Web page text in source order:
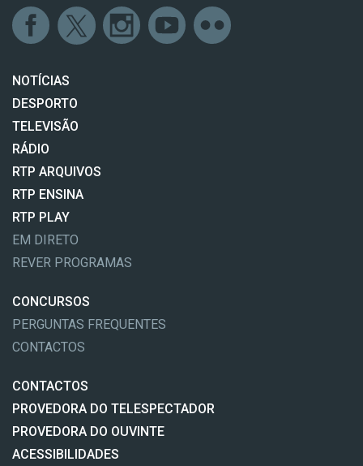
NOTÍCIAS
DESPORTO
TELEVISÃO
RÁDIO
RTP ARQUIVOS
RTP ENSINA
RTP PLAY
EM DIRETO
REVER PROGRAMAS
CONCURSOS
PERGUNTAS FREQUENTES
CONTACTOS
CONTACTOS
PROVEDORA DO TELESPECTADOR
PROVEDORA DO OUVINTE
ACESSIBILIDADES